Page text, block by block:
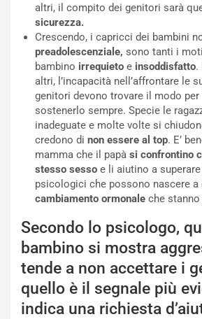
altri, il compito dei genitori sarà
sicurezza.
Crescendo, i capricci dei bambini
preadolescenziale, sono tanti i
bambino irrequieto e insoddisfatto.
altri, l’incapacità nell’affrontare le
genitori devono trovare il modo
sostenerlo sempre. Specie le
inadeguate e molte volte si
credono di non essere al top. E’
mamma che il papà si confrontino
stesso sesso e li aiutino a
psicologici che possono nascere a
cambiamento ormonale che stanno
Secondo lo psicologo,
bambino si mostra
tende a non accettare i
quello è il segnale più
indica una richiesta